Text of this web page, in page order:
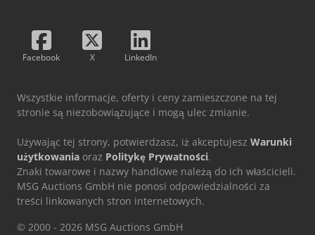
Facebook X LinkedIn
Wszystkie informacje, oferty i ceny zamieszczone na tej
stronie są niezobowiązujące i mogą ulec zmianie.
Używając tej strony, potwierdzasz, iż akceptujesz Warunki
użytkowania oraz Politykę Prywatności.
Znaki towarowe i nazwy handlowe należą do ich właścicieli.
MSG Auctions GmbH nie ponosi odpowiedzialności za
treści linkowanych stron internetowych.
© 2000 - 2026 MSG Auctions GmbH